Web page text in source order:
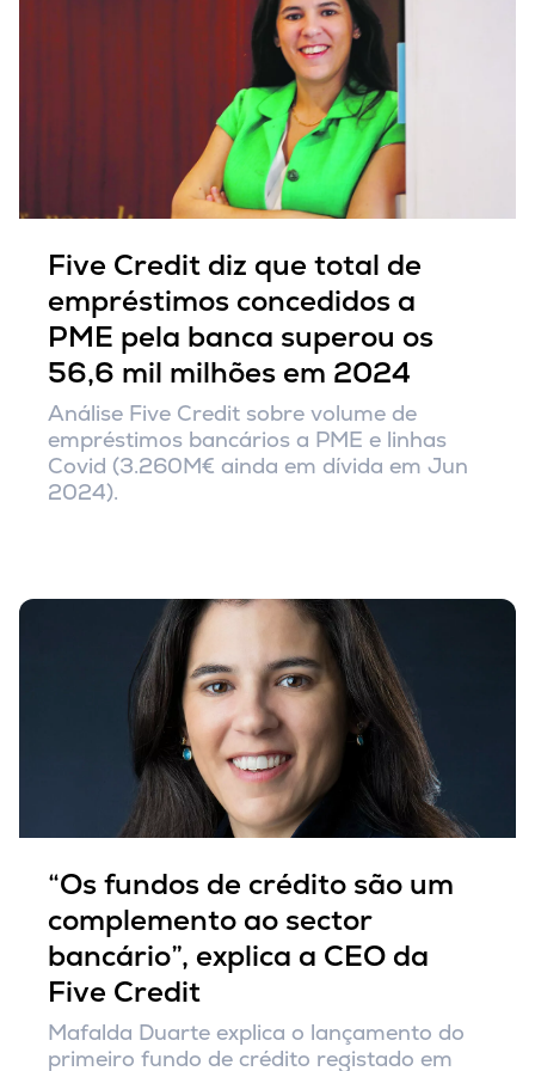
Five Credit diz que total de
empréstimos concedidos a
PME pela banca superou os
56,6 mil milhões em 2024
Análise Five Credit sobre volume de
empréstimos bancários a PME e linhas
Covid (3.260M€ ainda em dívida em Jun
2024).
“Os fundos de crédito são um
complemento ao sector
bancário”, explica a CEO da
Five Credit
Mafalda Duarte explica o lançamento do
primeiro fundo de crédito registado em